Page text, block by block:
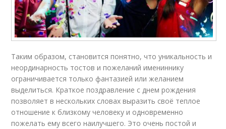
Таким образом, становится понятно, что уникальность и
неординарность тостов и пожеланий имениннику
ограничивается только фантазией или желанием
выделиться. Краткое поздравление с днем рождения
позволяет в нескольких словах выразить своё теплое
отношение к близкому человеку и одновременно
пожелать ему всего наилучшего. Это очень постой и